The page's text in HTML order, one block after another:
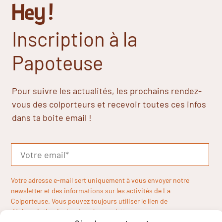
Hey !
Inscription à la
Papoteuse
Pour suivre les actualités, les prochains rendez-
vous des colporteurs et recevoir toutes ces infos
dans ta boite email !
Votre adresse e-mail sert uniquement à vous envoyer notre
newsletter et des informations sur les activités de La
Colporteuse. Vous pouvez toujours utiliser le lien de
désinscription inclus dans la newsletter.